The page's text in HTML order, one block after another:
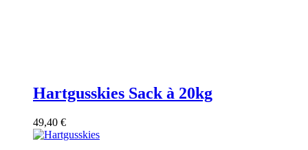
Hartgusskies Sack à 20kg
49,40 €